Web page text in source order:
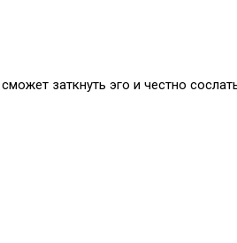
заткнуть эго и честно